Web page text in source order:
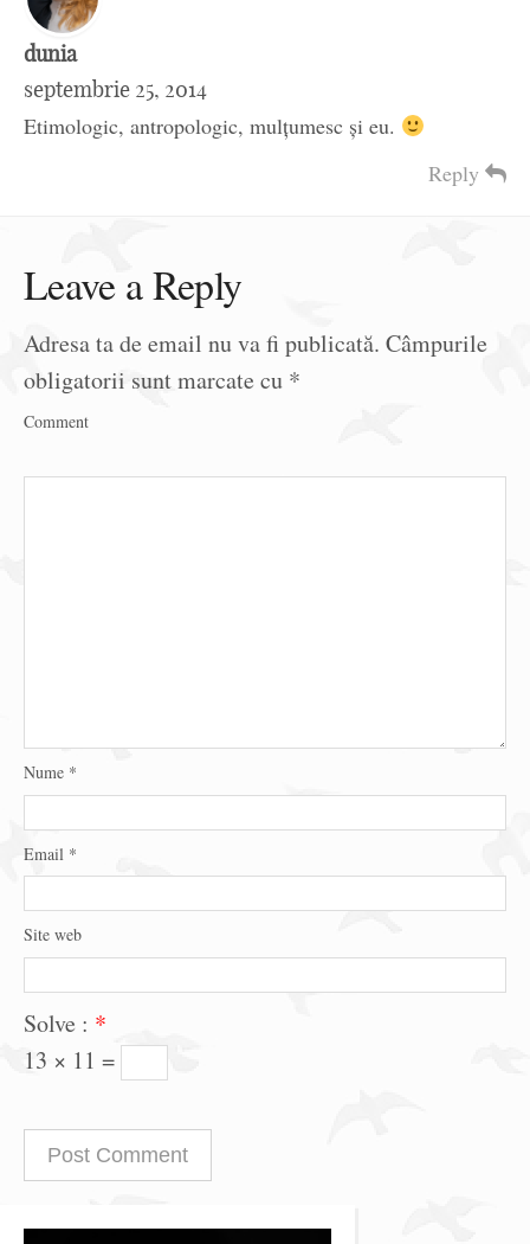
dunia
septembrie 25, 2014
Etimologic, antropologic, mulțumesc și eu.
Reply
Leave a Reply
Adresa ta de email nu va fi publicată. Câmpurile
obligatorii sunt marcate cu *
Comment
Nume *
Email *
Site web
Solve : *
13 × 11 =